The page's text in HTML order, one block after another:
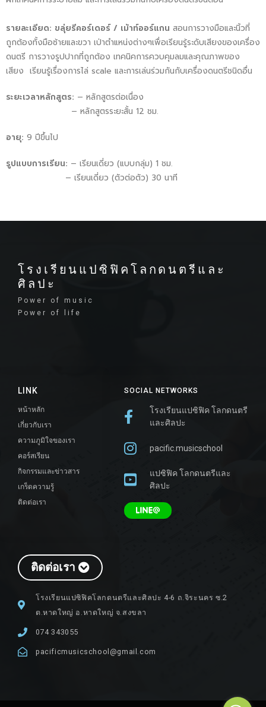
รายละเอียด: ขลุ่ยรีคอร์เดอร์ / เม้าท์ออร์แกน สอนการวางมือและนิ้วที่
ถูกต้องทั้งมือซ้ายและขวา เป่าตำแหน่งต่างๆเพื่อเรียนรู้ระดับเสียงของเครื่อง
ดนตรี การวางรูปปากที่ถูกต้อง เทคนิคการควบคุมลมและคุณภาพของ
เสียง เรียนรู้เรื่องการไล่ scale และการเล่นร่วมกันกับเครื่องดนตรีชนิดอื่น
ระยะเวลาหลักสูตร: – หลักสูตรต่อเนื่อง
– หลักสูตรระยะสั้น 12 ชม.
อายุ: 9 ปีขึ้นไป
รูปแบบการเรียน: – เรียนเดี่ยว (แบบกลุ่ม) 1 ชม.
– เรียนเดี่ยว (ตัวต่อตัว) 30 นาที
ติดต่อเรา
โรงเรียนแปซิฟิคโลกดนตรีและศิลปะ 4-6 ถ.จิระนคร ซ.2
ต.หาดใหญ่ อ.หาดใหญ่ จ.สงขลา
074 343055
pacificmusicschool@gmail.com
SOCIAL NETWORKS
โรงเรียนแปซิฟิค โลกดนตรี
และศิลปะ
pacific.musicschool
แปซิฟิค โลกดนตรีและ
ศิลปะ
LINK
หน้าหลัก
เกี่ยวกับเรา
ความภูมิใจของเรา
คอร์สเรียน
กิจกรรมและข่าวสาร
เกร็ดความรู้
ติดต่อเรา
โรงเรียนแปซิฟิคโลกดนตรีและ
ศิลปะ
Power of music
Power of life